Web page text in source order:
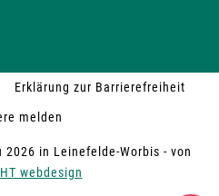
in Leinefelde-Worbis - von
webdesign
Erklärung zur Barrierefreiheit
melden